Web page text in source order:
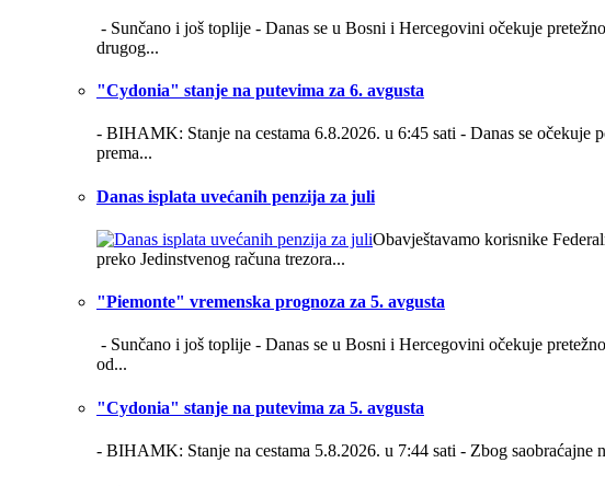
- Sunčano i još toplije - Danas se u Bosni i Hercegovini očekuje
drugog...
"Cydonia" stanje na putevima za 6. avgusta
- BIHAMK: Stanje na cestama 6.8.2026. u 6:45 sati - Danas se očekuje
prema...
Danas isplata uvećanih penzija za juli
Obavještavamo korisnike
preko Jedinstvenog računa trezora...
"Piemonte" vremenska prognoza za 5. avgusta
- Sunčano i još toplije - Danas se u Bosni i Hercegovini očekuje
od...
"Cydonia" stanje na putevima za 5. avgusta
- BIHAMK: Stanje na cestama 5.8.2026. u 7:44 sati - Zbog saobraćajne